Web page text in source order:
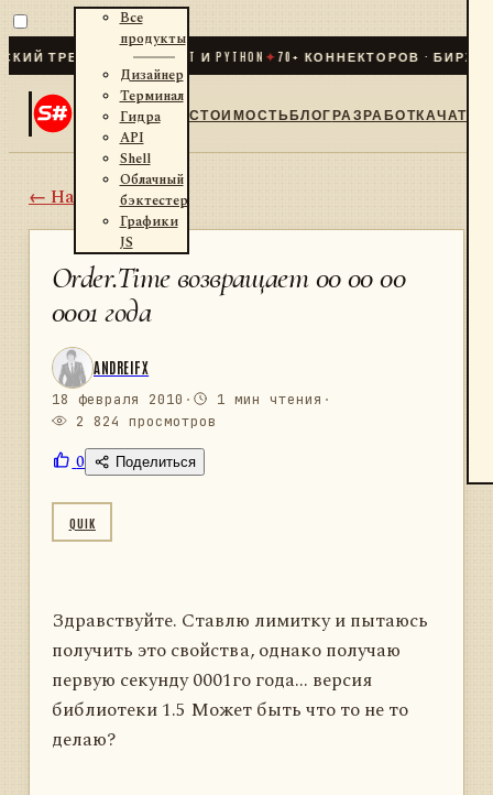
ДЛЯ .NET И PYTHON✦70+ КОННЕКТОРОВ · БИРЖИ ·
Все
продукты
Дизайнер
Терминал
Гидра
API
Shell
Облачный
бэктестер
Графики
JS
СТОИМОСТЬБЛОГРАЗРАБОТКАЧАТ
← Назад
Order.Time возвращает 00 00 00
0001 года
ANDREIFX
18 февраля 2010 · 1 мин чтения ·
2 824 просмотров
0 Поделиться
QUIK
Здравствуйте. Ставлю лимитку и пытаюсь
получить это свойства, однако получаю
первую секунду 0001го года... версия
библиотеки 1.5 Может быть что то не то
делаю?